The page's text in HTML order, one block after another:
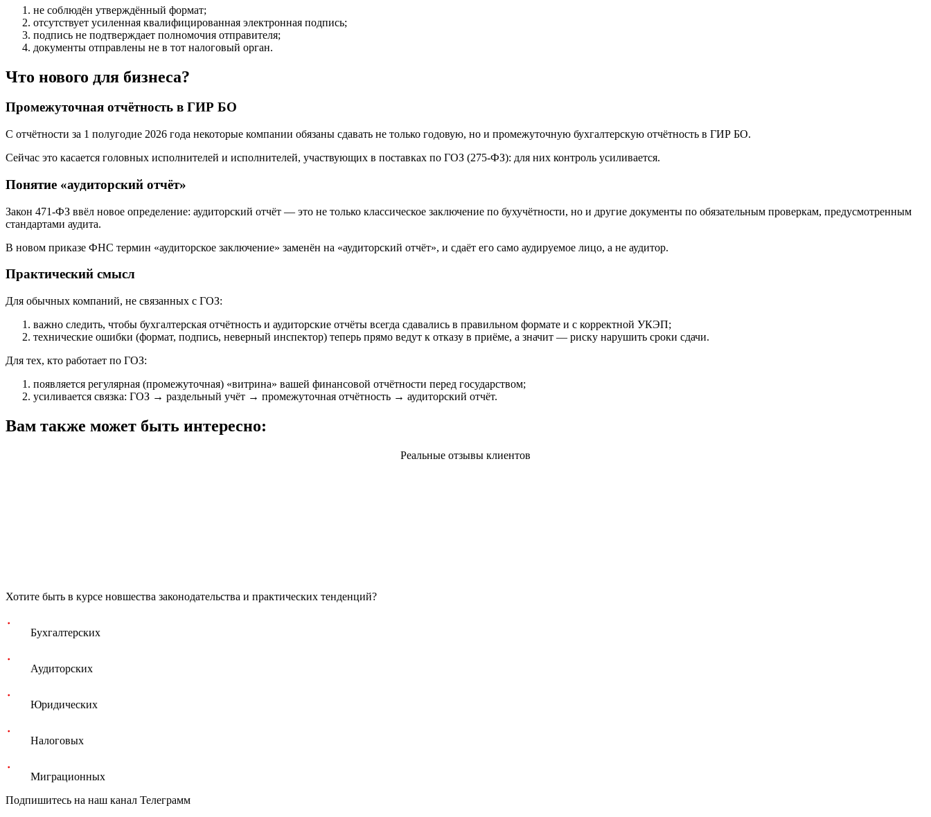
не соблюдён утверждённый формат;
отсутствует усиленная квалифицированная электронная подпись;
подпись не подтверждает полномочия отправителя;
документы отправлены не в тот налоговый орган.
Что нового для бизнеса?
Промежуточная отчётность в ГИР БО
С отчётности за 1 полугодие 2026 года некоторые компании обязаны сдавать не только годовую, но и промежуточную бухгалтерскую отчётность в ГИР БО.
Сейчас это касается головных исполнителей и исполнителей, участвующих в поставках по ГОЗ (275‑ФЗ): для них контроль усиливается.
Понятие «аудиторский отчёт»
Закон 471‑ФЗ ввёл новое определение: аудиторский отчёт — это не только классическое заключение по бухучётности, но и другие документы по обязательным проверкам, предусмотренным
стандартами аудита.
В новом приказе ФНС термин «аудиторское заключение» заменён на «аудиторский отчёт», и сдаёт его само аудируемое лицо, а не аудитор.
Практический смысл
Для обычных компаний, не связанных с ГОЗ:
важно следить, чтобы бухгалтерская отчётность и аудиторские отчёты всегда сдавались в правильном формате и с корректной УКЭП;
технические ошибки (формат, подпись, неверный инспектор) теперь прямо ведут к отказу в приёме, а значит — риску нарушить сроки сдачи.
Для тех, кто работает по ГОЗ:
появляется регулярная (промежуточная) «витрина» вашей финансовой отчётности перед государством;
усиливается связка: ГОЗ → раздельный учёт → промежуточная отчётность → аудиторский отчёт.
Вам также может быть интересно:
Реальные отзывы клиентов
Хотите быть в курсе новшества законодательства и практических тенденций?
Бухгалтерских
Аудиторских
Юридических
Налоговых
Миграционных
Подпишитесь на наш канал Телеграмм